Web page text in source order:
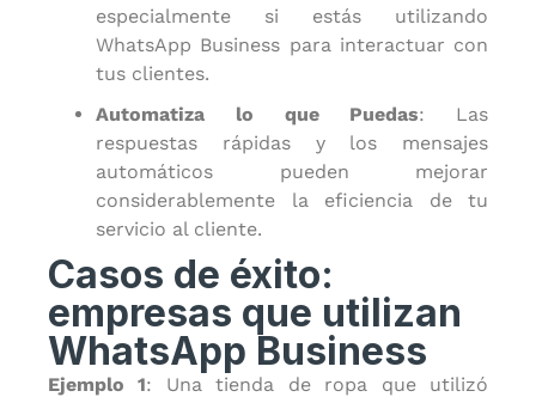
especialmente si estás utilizando
WhatsApp Business para interactuar con
tus clientes.
Automatiza lo que Puedas: Las
respuestas rápidas y los mensajes
automáticos pueden mejorar
considerablemente la eficiencia de tu
servicio al cliente.
Casos de éxito:
empresas que utilizan
WhatsApp Business
Ejemplo 1: Una tienda de ropa que utilizó